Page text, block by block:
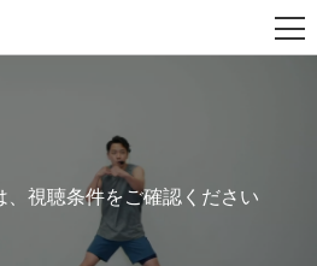
、視聴条件をご確認ください